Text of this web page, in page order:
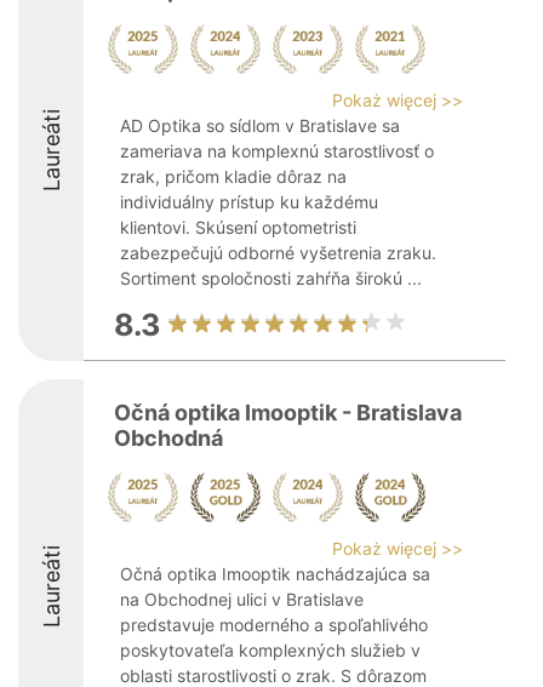
Laureáti
Pokaż więcej >>
AD Optika so sídlom v Bratislave sa
zameriava na komplexnú starostlivosť o
zrak, pričom kladie dôraz na
individuálny prístup ku každému
klientovi. Skúsení optometristi
zabezpečujú odborné vyšetrenia zraku.
Sortiment spoločnosti zahŕňa širokú ...
8.3
Laureáti
Očná optika Imooptik - Bratislava
Obchodná
Pokaż więcej >>
Očná optika Imooptik nachádzajúca sa
na Obchodnej ulici v Bratislave
predstavuje moderného a spoľahlivého
poskytovateľa komplexných služieb v
oblasti starostlivosti o zrak. S dôrazom